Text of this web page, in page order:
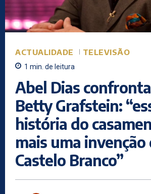
ACTUALIDADE TELEVISÃO
1 min. de leitura
Abel Dias
Betty Grafstein:
história do
mais uma invenção
Castelo Branco”